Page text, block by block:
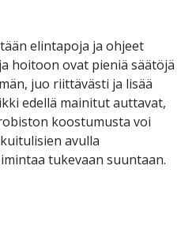
elintapoja ja ohjeet
hoitoon ovat pieniä säätöjä
juo riittävästi ja lisää
edellä mainitut auttavat,
koostumusta voi
avulla
tukevaan suuntaan.